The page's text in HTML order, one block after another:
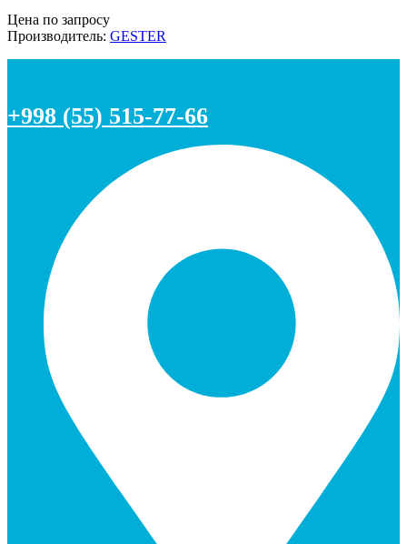
Цена по запросу
Производитель: GESTER
+998 (55) 515-77-66